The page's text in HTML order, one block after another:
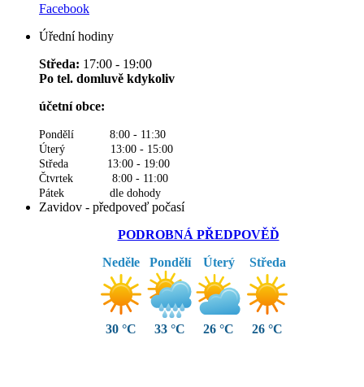
Facebook
Úřední hodiny
Středa: 17:00 - 19:00
Po tel. domluvě kdykoliv
účetní obce:
Pondělí 8:00 - 11:30
Úterý 13:00 - 15:00
Středa 13:00 - 19:00
Čtvrtek 8:00 - 11:00
Pátek dle dohody
Zavidov - předpoveď počasí
PODROBNÁ PŘEDPOVĚĎ
Neděle
30 °C
Pondělí
33 °C
Úterý
26 °C
Středa
26 °C